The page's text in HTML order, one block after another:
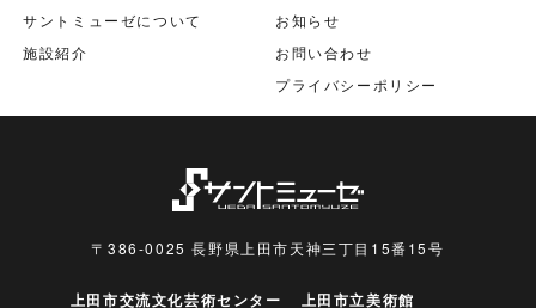
サントミューゼについて
施設紹介
お知らせ
お問い合わせ
プライバシーポリシー
〒386-0025 長野県上田市天神三丁目15番15号
上田市交流文化芸術センター 上田市立美術館